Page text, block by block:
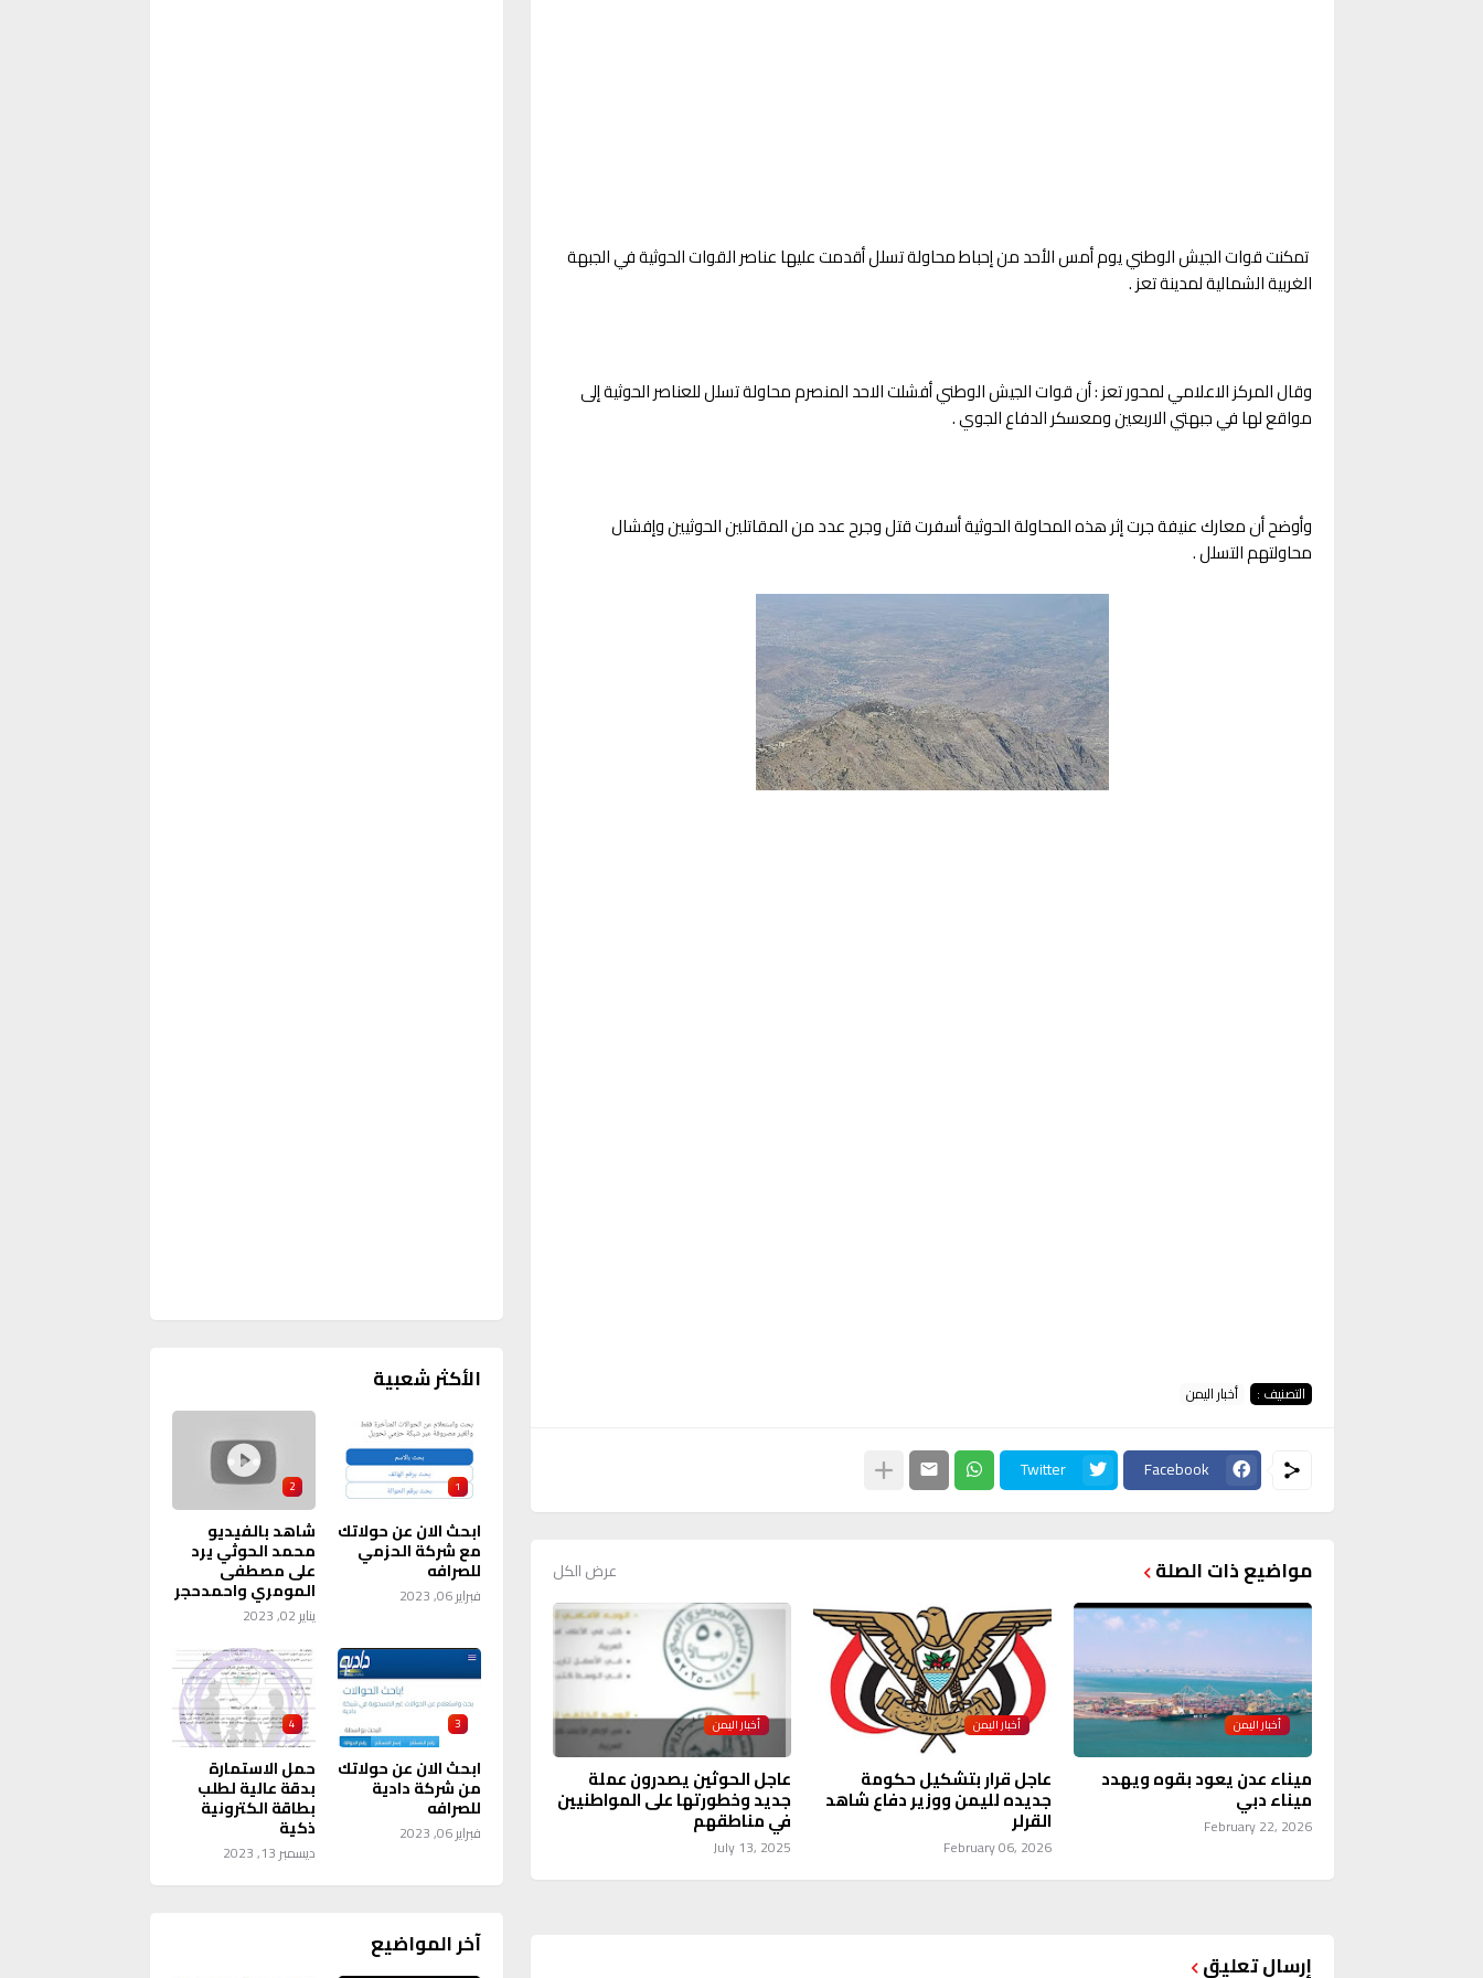
تمكنت قوات الجيش الوطني يوم أمس الأحد من إحباط محاولة تسلل أقدمت عليها عناصر القوات الحوثية في الجبهة
الغربية الشمالية لمدينة تعز .
وقال المركز الاعلامي لمحور تعز : أن قوات الجيش الوطني أفشلت الاحد المنصرم محاولة تسلل للعناصر الحوثية إلى
مواقع لها في جبهتي الاربعين ومعسكر الدفاع الجوي .
وأوضح أن معارك عنيفة جرت إثر هذه المحاولة الحوثية أسفرت قتل وجرح عدد من المقاتلين الحوثيين وإفشال
محاولتهم التسلل .
التصنيف : أخبار اليمن
Facebook
Twitter
مواضيع ذات الصلة عرض الكل
أخبار اليمن
ميناء عدن يعود بقوه ويهدد
ميناء دبي
February 22, 2026
أخبار اليمن
عاجل قرار بتشكيل حكومة
جديده لليمن ووزير دفاع شاهد
القرلر
February 06, 2026
أخبار اليمن
عاجل الحوثين يصدرون عملة
جديد وخطورتها على المواطنيين
في مناطقهم
July 13, 2025
إرسال تعليق
الأكثر شعبية
1
ابحث الان عن حولاتك
مع شركة الحزمي
للصرافه
فبراير 06, 2023
2
شاهد بالفيديو
محمد الحوثي يرد
على مصطفى
المومري واحمدحجر
يناير 02, 2023
3
ابحث الان عن حولاتك
من شركة دادية
للصرافه
فبراير 06, 2023
4
حمل الاستمارة
بدقة عالية لطلب
بطاقة الكترونية
ذكية
ديسمبر 13, 2023
آخر المواضيع